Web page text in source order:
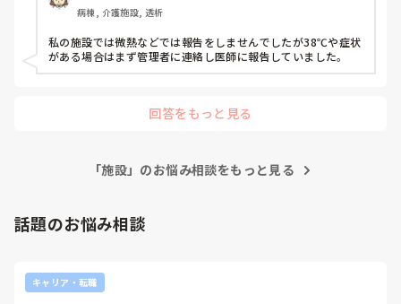
病棟, 介護施設, 透析
私の施設では微熱などでは報告をしませんでしたが38℃や症状
がある場合はまず管理者に連絡し医師に報告していました。
回答をもっと見る
「施設」のお悩み相談をもっと見る
話題のお悩み相談
キャリア・転職